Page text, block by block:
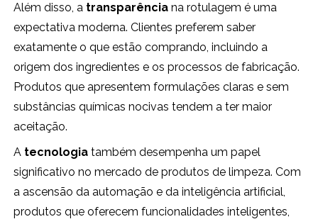
Além disso, a transparência na rotulagem é uma
expectativa moderna. Clientes preferem saber
exatamente o que estão comprando, incluindo a
origem dos ingredientes e os processos de fabricação.
Produtos que apresentem formulações claras e sem
substâncias químicas nocivas tendem a ter maior
aceitação.
A tecnologia também desempenha um papel
significativo no mercado de produtos de limpeza. Com
a ascensão da automação e da inteligência artificial,
produtos que oferecem funcionalidades inteligentes,